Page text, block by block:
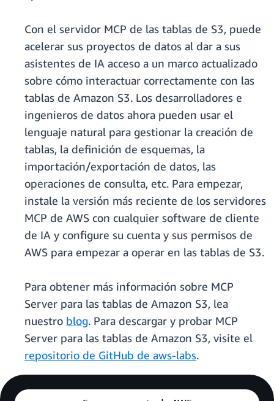
Con el servidor MCP de las tablas de S3, puede
acelerar sus proyectos de datos al dar a sus
asistentes de IA acceso a un marco actualizado
sobre cómo interactuar correctamente con las
tablas de Amazon S3. Los desarrolladores e
ingenieros de datos ahora pueden usar el
lenguaje natural para gestionar la creación de
tablas, la definición de esquemas, la
importación/exportación de datos, las
operaciones de consulta, etc. Para empezar,
instale la versión más reciente de los servidores
MCP de AWS con cualquier software de cliente
de IA y configure su cuenta y sus permisos de
AWS para empezar a operar en las tablas de S3.
Para obtener más información sobre MCP
Server para las tablas de Amazon S3, lea
nuestro blog. Para descargar y probar MCP
Server para las tablas de Amazon S3, visite el
repositorio de GitHub de aws-labs.